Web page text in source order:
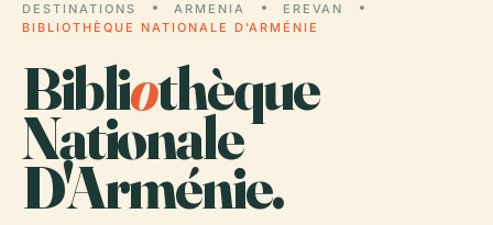
DESTINATIONS ARMENIA
EREVAN
BIBLIOTHÈQUE NATIONALE D'ARMÉNIE
Bibliothèque
Nationale
D'Arménie.